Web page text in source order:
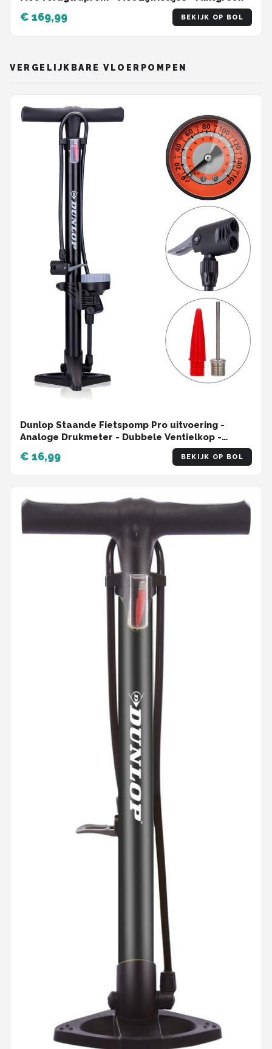
€ 169,99 BEKIJK OP BOL
VERGELIJKBARE VLOERPOMPEN
Dunlop Staande Fietspomp Pro uitvoering -
Analoge Drukmeter - Dubbele Ventielkop -
€ 16,99 BEKIJK OP BOL